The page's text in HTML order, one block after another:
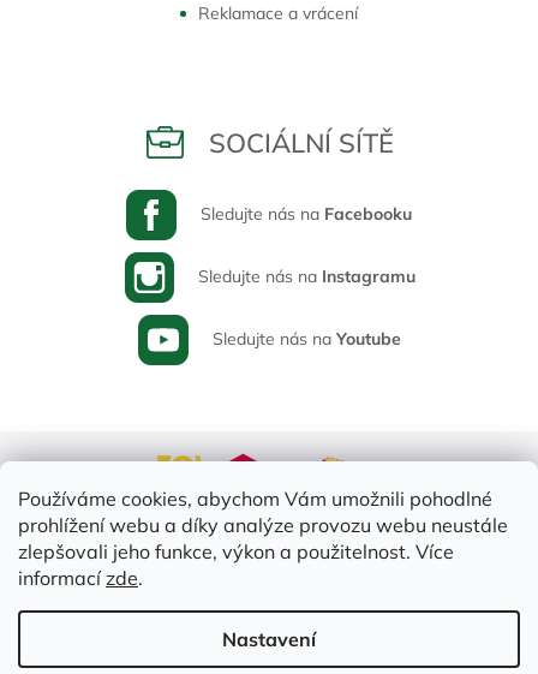
Používáme cookies, abychom Vám umožnili pohodlné
prohlížení webu a díky analýze provozu webu neustále
zlepšovali jeho funkce, výkon a použitelnost. Více
informacízde.
Nastavení
Reklamace a vrácení
SOCIÁLNÍ SÍTĚ
Sledujte nás na Facebooku
Sledujte nás na Instagramu
Sledujte nás na Youtube